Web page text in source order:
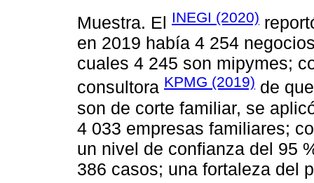
Muestra. El INEGI (2020)
en 2019 había 4 254
cuales 4 245 son mipymes;
consultora KPMG (2019) de
son de corte familiar, se
4 033 empresas familiares;
un nivel de confianza del 95
386 casos; una fortaleza del